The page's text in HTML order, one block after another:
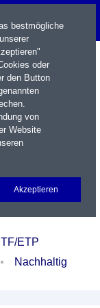
Login
ETP
Nachhaltig
bestmögliche
oder
den Button
von
Website
Akzeptieren